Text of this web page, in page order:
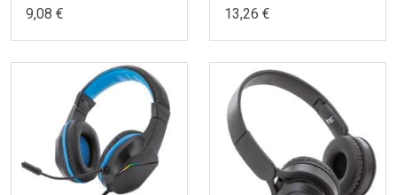
9,08 € 13,26 €